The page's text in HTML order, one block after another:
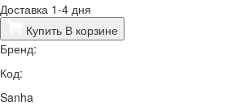
Доставка 1-4 дня
Купить В корзине
Бренд:
Код:
Sanha